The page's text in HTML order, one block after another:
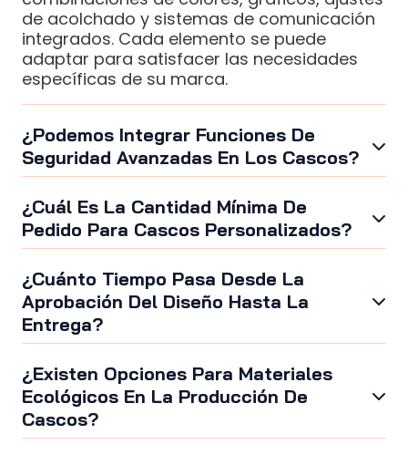
de acolchado y sistemas de comunicación
integrados. Cada elemento se puede
adaptar para satisfacer las necesidades
específicas de su marca.
¿Podemos Integrar Funciones De
Seguridad Avanzadas En Los Cascos?
¿Cuál Es La Cantidad Mínima De
Pedido Para Cascos Personalizados?
¿Cuánto Tiempo Pasa Desde La
Aprobación Del Diseño Hasta La
Entrega?
¿Existen Opciones Para Materiales
Ecológicos En La Producción De
Cascos?